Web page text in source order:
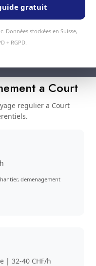
un abonnement
a Court
regulier a Court
demenagement
| 32-40 CHF/h
gratuit
Données stockées en Suisse,
+ RGPD.